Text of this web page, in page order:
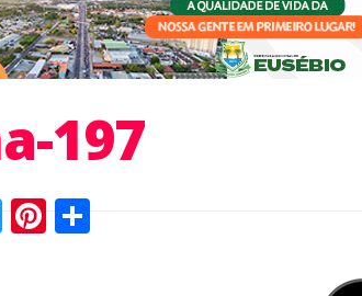
197
TwitterPinterest